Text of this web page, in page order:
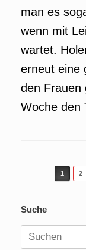
man es
wenn mit
wartet.
erneut eine
den Frauen
Woche den
Beitragsnavigation
1 2
Suche
Suchen
nach: